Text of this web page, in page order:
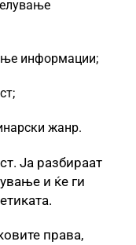
информации;
жанр.
Ја разбираат
и ќе ги
права,